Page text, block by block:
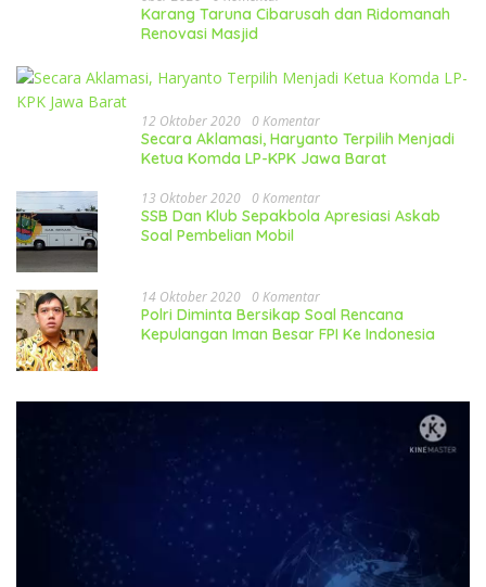
Karang Taruna Cibarusah dan Ridomanah
Renovasi Masjid
12 Oktober 2020 0 Komentar
Secara Aklamasi, Haryanto Terpilih Menjadi
Ketua Komda LP-KPK Jawa Barat
13 Oktober 2020 0 Komentar
SSB Dan Klub Sepakbola Apresiasi Askab
Soal Pembelian Mobil
14 Oktober 2020 0 Komentar
Polri Diminta Bersikap Soal Rencana
Kepulangan Iman Besar FPI Ke Indonesia